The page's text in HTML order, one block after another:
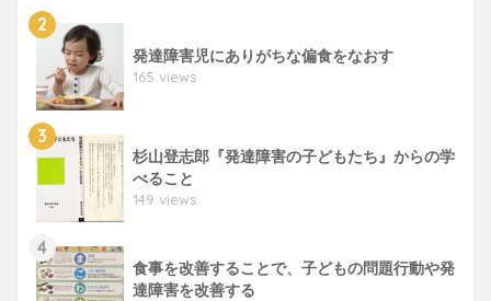
2
発達障害児にありがちな偏食をなおす
165 views
3
杉山登志郎『発達障害の子どもたち』からの学
べること
149 views
4
食事を改善することで、子どもの問題行動や発
達障害を改善する